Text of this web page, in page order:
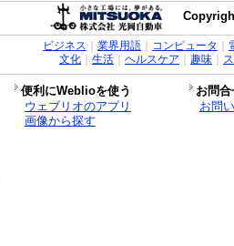
ビジネス 業界用語｜ コンピュータ
文化｜ 生活｜ ヘルスケア 趣味｜
便利にWeblioを使う
お問
ウェブリオのアプリ
画像から探す
お問